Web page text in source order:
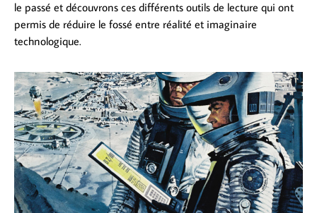
le passé et découvrons ces différents outils de lecture qui ont
permis de réduire le fossé entre réalité et imaginaire
technologique.